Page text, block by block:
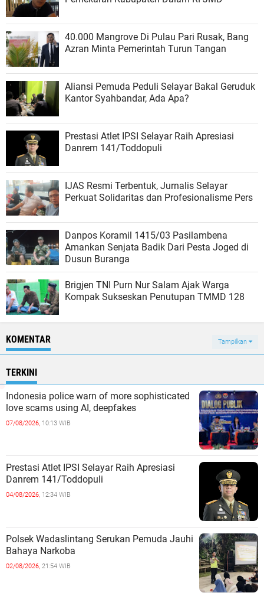
40.000 Mangrove Di Pulau Pari Rusak, Bang
Azran Minta Pemerintah Turun Tangan
Aliansi Pemuda Peduli Selayar Bakal Geruduk
Kantor Syahbandar, Ada Apa?
Prestasi Atlet IPSI Selayar Raih Apresiasi
Danrem 141/Toddopuli
IJAS Resmi Terbentuk, Jurnalis Selayar
Perkuat Solidaritas dan Profesionalisme Pers
Danpos Koramil 1415/03 Pasilambena
Amankan Senjata Badik Dari Pesta Joged di
Dusun Buranga
Brigjen TNI Purn Nur Salam Ajak Warga
Kompak Sukseskan Penutupan TMMD 128
KOMENTAR Tampilkan
TERKINI
Indonesia police warn of more sophisticated
love scams using AI, deepfakes
07/08/2026, 10:13 WIB
Prestasi Atlet IPSI Selayar Raih Apresiasi
Danrem 141/Toddopuli
04/08/2026, 12:34 WIB
Polsek Wadaslintang Serukan Pemuda Jauhi
Bahaya Narkoba
02/08/2026, 21:54 WIB